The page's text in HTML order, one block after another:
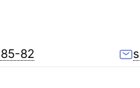
82